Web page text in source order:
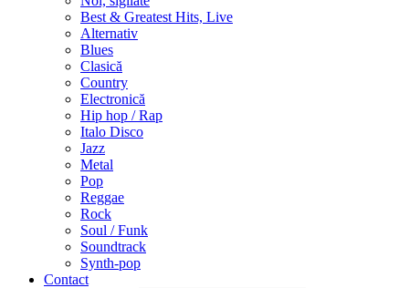
Best & Greatest Hits, Live
Alternativ
Blues
Clasică
Country
Electronică
Hip hop / Rap
Italo Disco
Jazz
Metal
Pop
Reggae
Rock
Soul / Funk
Soundtrack
Synth-pop
Contact